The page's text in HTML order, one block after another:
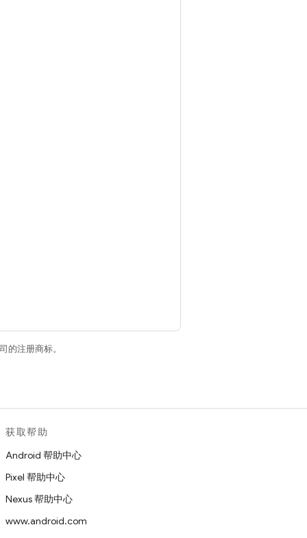
的注册商标。
获取帮助
Android 帮助中心
Pixel 帮助中心
Nexus 帮助中心
www.android.com